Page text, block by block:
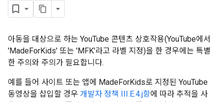
아동을 대상으로 하는 YouTube 콘텐츠 상호작용(YouTube에서
'MadeForKids' 또는 'MFK'라고 라벨 지정)을 한 경우에는 특별
한 주의와 주의가 필요합니다.
예를 들어 사이트 또는 앱에 MadeForKids로 지정된 YouTube
동영상을 삽입할 경우 개발자 정책 III.E.4.j항에 따라 추적을 사